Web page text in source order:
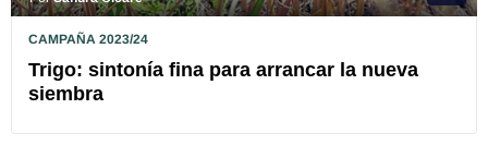
CAMPAÑA 2023/24
Trigo: sintonía fina para arrancar la nueva
siembra